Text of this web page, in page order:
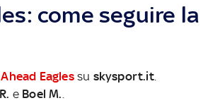
come seguire la
Eaglessu skysport.it.
e Boel M.